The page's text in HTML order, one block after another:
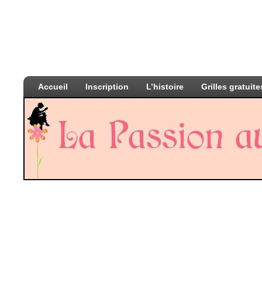
Accueil Inscription L’histoire Grilles